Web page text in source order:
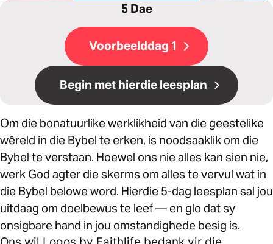
5 Dae
Voorbeelddag 1
Begin met hierdie leesplan
Om die bonatuurlike werklikheid van die geestelike
wêreld in die Bybel te erken, is noodsaaklik om die
Bybel te verstaan. Hoewel ons nie alles kan sien nie,
werk God agter die skerms om alles te vervul wat in
die Bybel belowe word. Hierdie 5-dag leesplan sal jou
uitdaag om doelbewus te leef — en glo dat sy
onsigbare hand in jou omstandighede besig is.